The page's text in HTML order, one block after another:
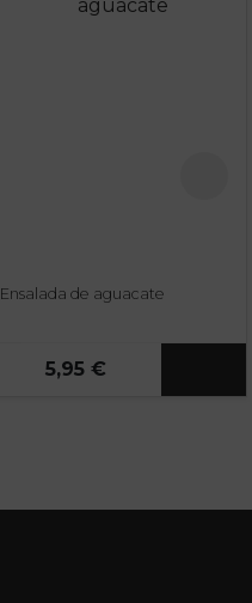
Ensalada de aguacate
5,95 €